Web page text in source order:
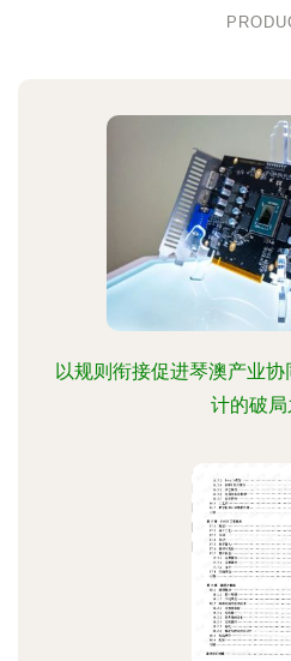
以规则衔接促进琴澳产业
计的破局